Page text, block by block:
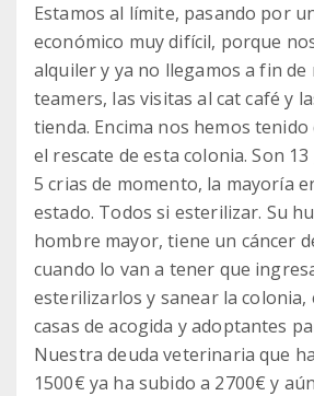
Estamos al límite, pasando por
económico muy difícil, porque
alquiler y ya no llegamos a fin de
teamers, las visitas al cat café y
tienda. Encima nos hemos
el rescate de esta colonia. Son
5 crias de momento, la mayoría
estado. Todos si esterilizar. Su
hombre mayor, tiene un cáncer
cuando lo van a tener que
esterilizarlos y sanear la colonia,
casas de acogida y adoptantes
Nuestra deuda veterinaria que
1500€ ya ha subido a 2700€ y